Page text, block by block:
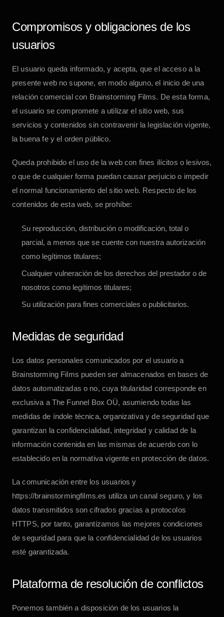
Compromisos y obligaciones de los
usuarios
El usuario queda informado, y acepta, que el acceso a la
presente web no supone, en modo alguno, el inicio de una
relación comercial con Brainstorming Films. De esta forma,
el usuario se compromete a utilizar el sitio web, sus
servicios y contenidos sin contravenir la legislación vigente,
la buena fe y el orden público.
Queda prohibido el uso de la web con fines ilícitos o lesivos,
o que de cualquier forma puedan causar perjuicio o impedir
el normal funcionamiento del sitio web. Respecto de los
contenidos de esta web, se prohíbe:
Su reproducción, distribución o modificación, total o
parcial, a menos que se cuente con nuestra autorización
como legítimos titulares;
Cualquier vulneración de los derechos del prestador o de
nosotros como legítimos titulares;
Su utilización para fines comerciales o publicitarios.
Medidas de seguridad
Los datos personales comunicados por el usuario a
Brainstorming Films pueden ser almacenados en bases de
datos automatizadas o no, cuya titularidad corresponde en
exclusiva a The Funnel Box OÜ, asumiendo todas las
medidas de índole técnica, organizativa y de seguridad que
garantizan la confidencialidad, integridad y calidad de la
información contenida en las mismas de acuerdo con lo
establecido en la normativa vigente en protección de datos.
La comunicación entre los usuarios y
https://brainstormingfilms.es utiliza un canal seguro, y los
datos transmitidos son cifrados gracias a protocolos
HTTPS, por tanto, garantizamos las mejores condiciones
de seguridad para que la confidencialidad de los usuarios
esté garantizada.
Plataforma de resolución de conflictos
Ponemos también a disposición de los usuarios la